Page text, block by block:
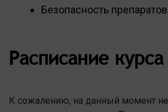
Безопасность препаратов
Расписание курса
К сожалению, на данный момент